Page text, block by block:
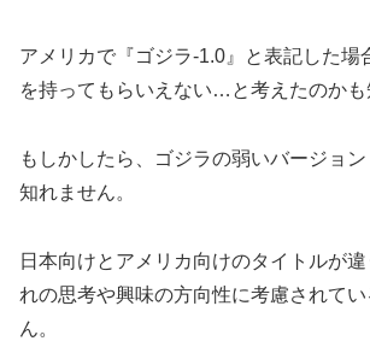
アメリカで『ゴジラ-1.0』と表記した場
を持ってもらいえない…と考えたのかも
もしかしたら、ゴジラの弱いバージョ
知れません。
日本向けとアメリカ向けのタイトルが
れの思考や興味の方向性に考慮されて
ん。